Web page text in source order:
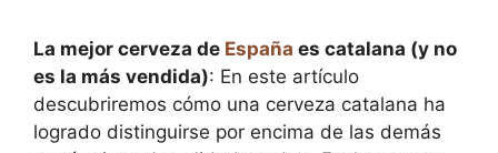
La mejor cerveza de España es catalana (y no
es la más vendida): En este artículo
descubriremos cómo una cerveza catalana ha
logrado distinguirse por encima de las demás